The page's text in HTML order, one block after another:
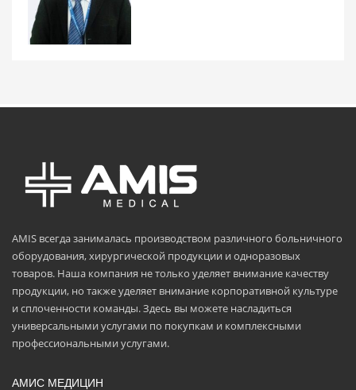
AMIS всегда занималась производством различного больничного
оборудования, хирургической продукции и одноразовых
товаров. Наша компания не только уделяет внимание качеству
продукции, но также уделяет внимание корпоративной культуре
и сплоченности команды. Здесь вы можете насладиться
универсальными услугами по покупкам и комплексными
профессиональными услугами.
АМИС МЕДИЦИН